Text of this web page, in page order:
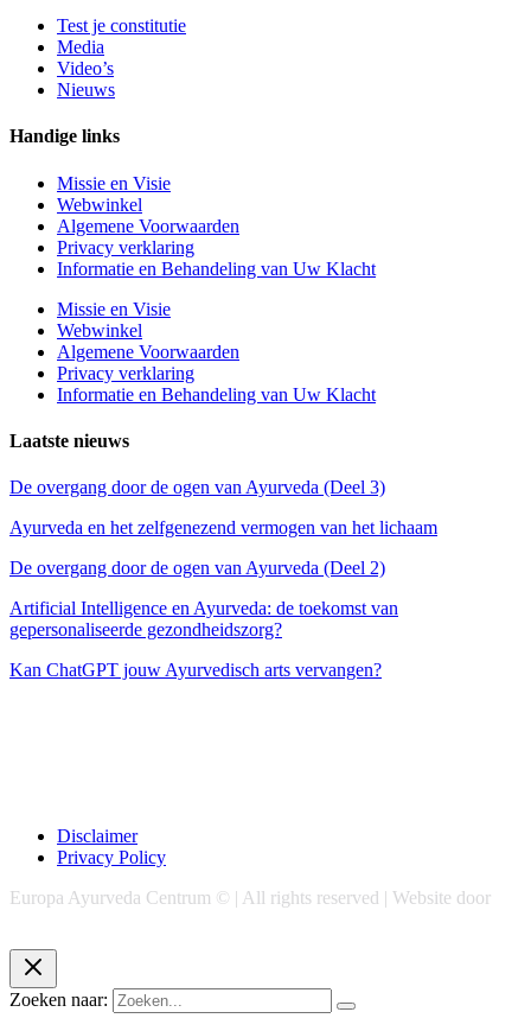
Test je constitutie
Media
Video’s
Nieuws
Handige links
Missie en Visie
Webwinkel
Algemene Voorwaarden
Privacy verklaring
Informatie en Behandeling van Uw Klacht
Missie en Visie
Webwinkel
Algemene Voorwaarden
Privacy verklaring
Informatie en Behandeling van Uw Klacht
Laatste nieuws
De overgang door de ogen van Ayurveda (Deel 3)
Ayurveda en het zelfgenezend vermogen van het lichaam
De overgang door de ogen van Ayurveda (Deel 2)
Artificial Intelligence en Ayurveda: de toekomst van
gepersonaliseerde gezondheidszorg?
Kan ChatGPT jouw Ayurvedisch arts vervangen?
Disclaimer
Privacy Policy
Europa Ayurveda Centrum © | All rights reserved | Website door
Zoeken naar: